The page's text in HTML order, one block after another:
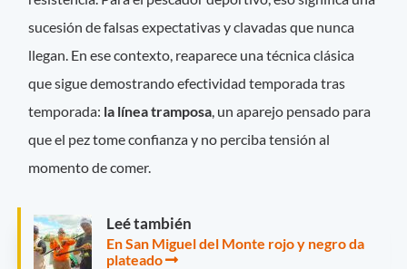
sucesión de falsas expectativas y clavadas que nunca
llegan. En ese contexto, reaparece una técnica clásica
que sigue demostrando efectividad temporada tras
temporada: la línea tramposa , un aparejo pensado para
que el pez tome confianza y no perciba tensión al
momento de comer.
Leé también
En San Miguel del Monte rojo y negro da
plateado